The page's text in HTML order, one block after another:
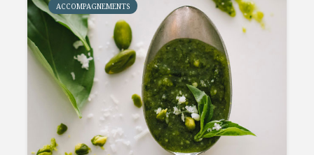
ACCOMPAGNEMENTS